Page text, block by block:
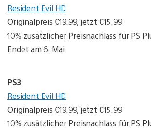
Resident Evil HD
Originalpreis €19.99, jetzt €15.99
10% zusätzlicher Preisnachlass für PS
Endet am 6. Mai
PS3
Resident Evil HD
Originalpreis €19.99, jetzt €15.99
10% zusätzlicher Preisnachlass für PS